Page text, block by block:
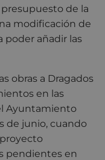
de la
modificación de
poder añadir las
obras a Dragados
en las
Ayuntamiento
de junio, cuando
pendientes en